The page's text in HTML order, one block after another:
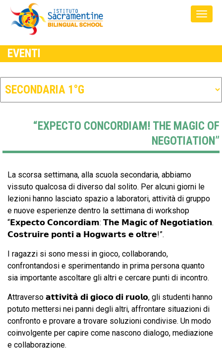
EVENTI
“EXPECTO CONCORDIAM! THE MAGIC OF
NEGOTIATION”
La scorsa settimana, alla scuola secondaria, abbiamo
vissuto qualcosa di diverso dal solito. Per alcuni giorni le
lezioni hanno lasciato spazio a laboratori, attività di gruppo
e nuove esperienze dentro la settimana di workshop
“𝗘𝘅𝗽𝗲𝗰𝘁𝗼 𝗖𝗼𝗻𝗰𝗼𝗿𝗱𝗶𝗮𝗺: 𝗧𝗵𝗲 𝗠𝗮𝗴𝗶𝗰 𝗼𝗳 𝗡𝗲𝗴𝗼𝘁𝗶𝗮𝘁𝗶𝗼𝗻.
𝗖𝗼𝘀𝘁𝗿𝘂𝗶𝗿𝗲 𝗽𝗼𝗻𝘁𝗶 𝗮 𝗛𝗼𝗴𝘄𝗮𝗿𝘁𝘀 𝗲 𝗼𝗹𝘁𝗿𝗲!”.
I ragazzi si sono messi in gioco, collaborando,
confrontandosi e sperimentando in prima persona quanto
sia importante ascoltare gli altri e cercare punti di incontro.
Attraverso 𝗮𝘁𝘁𝗶𝘃𝗶𝘁𝗮̀ 𝗱𝗶 𝗴𝗶𝗼𝗰𝗼 𝗱𝗶 𝗿𝘂𝗼𝗹𝗼, gli studenti hanno
potuto mettersi nei panni degli altri, affrontare situazioni di
confronto e provare a trovare soluzioni condivise. Un modo
coinvolgente per capire come nascono dialogo, mediazione
e collaborazione.